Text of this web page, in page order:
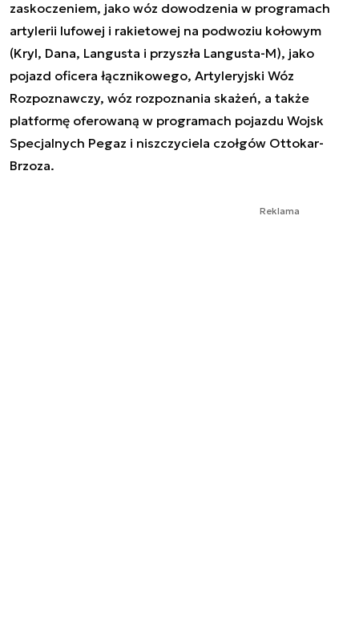
zaskoczeniem, jako wóz dowodzenia w programach
artylerii lufowej i rakietowej na podwoziu kołowym
(Kryl, Dana, Langusta i przyszła Langusta-M), jako
pojazd oficera łącznikowego, Artyleryjski Wóz
Rozpoznawczy, wóz rozpoznania skażeń, a także
platformę oferowaną w programach pojazdu Wojsk
Specjalnych Pegaz i niszczyciela czołgów Ottokar-
Brzoza.
Reklama